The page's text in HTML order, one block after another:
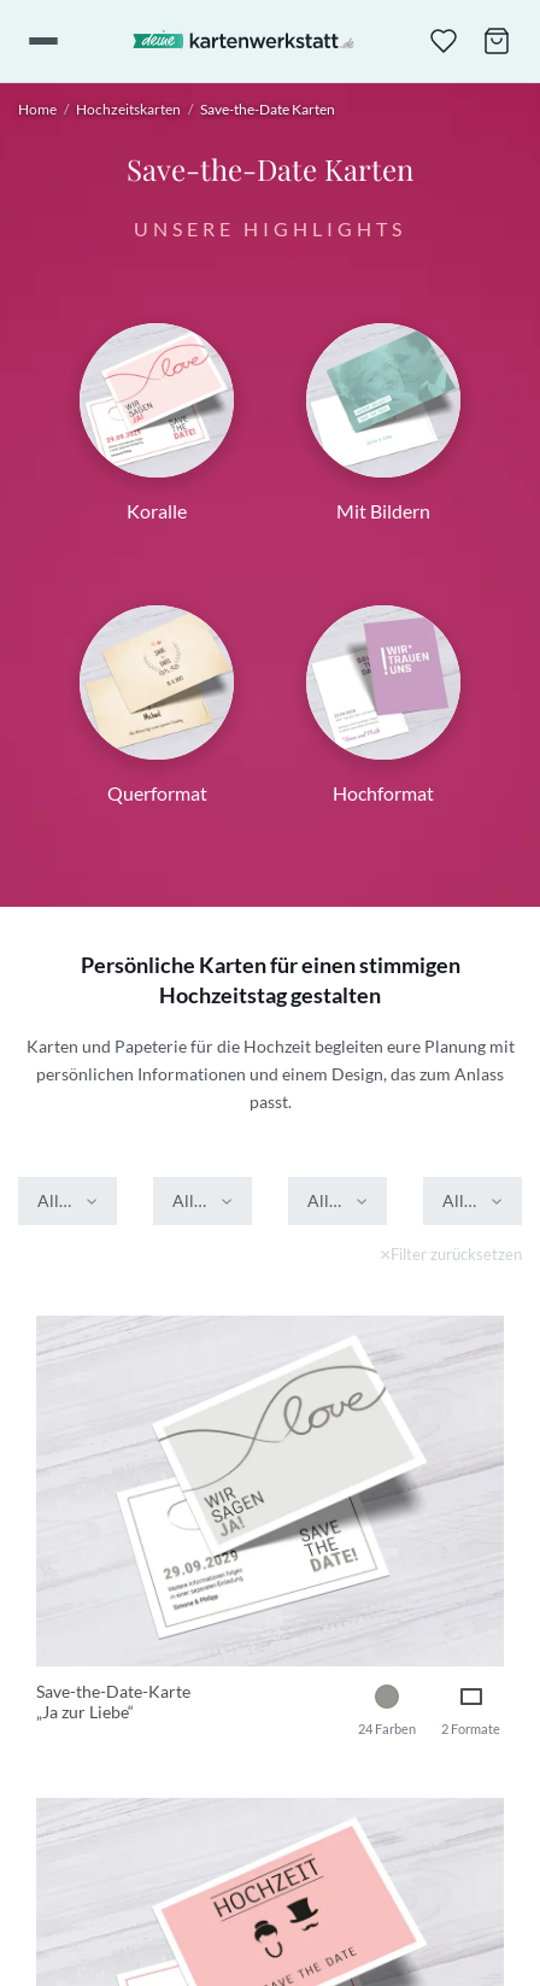
Home / Hochzeitskarten / Save-the-Date Karten
Save-the-Date Karten
UNSERE HIGHLIGHTS
Koralle Mit Bildern
Querformat Hochformat
Persönliche Karten für einen stimmigen
Hochzeitstag gestalten
Karten und Papeterie für die Hochzeit begleiten eure Planung mit
persönlichen Informationen und einem Design, das zum Anlass
passt.
Alle Farben Alle Formate Alle VeredelungenAlle Stile
Filter zurücksetzen
Save-the-Date-Karte
„Ja zur Liebe“
2 Formate
24 Farben